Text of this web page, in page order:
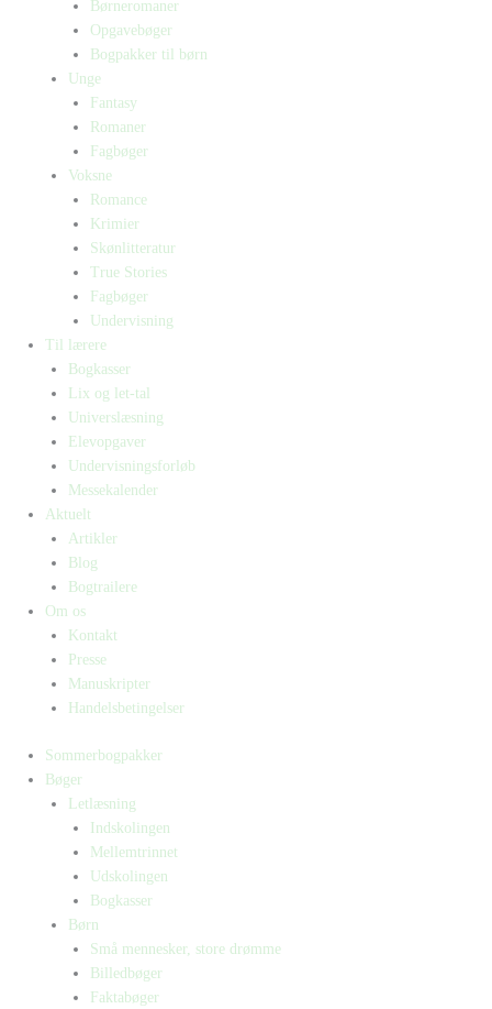
Børneromaner
Opgavebøger
Bogpakker til børn
Unge
Fantasy
Romaner
Fagbøger
Voksne
Romance
Krimier
Skønlitteratur
True Stories
Fagbøger
Undervisning
Til lærere
Bogkasser
Lix og let-tal
Universlæsning
Elevopgaver
Undervisningsforløb
Messekalender
Aktuelt
Artikler
Blog
Bogtrailere
Om os
Kontakt
Presse
Manuskripter
Handelsbetingelser
Sommerbogpakker
Bøger
Letlæsning
Indskolingen
Mellemtrinnet
Udskolingen
Bogkasser
Børn
Små mennesker, store drømme
Billedbøger
Faktabøger